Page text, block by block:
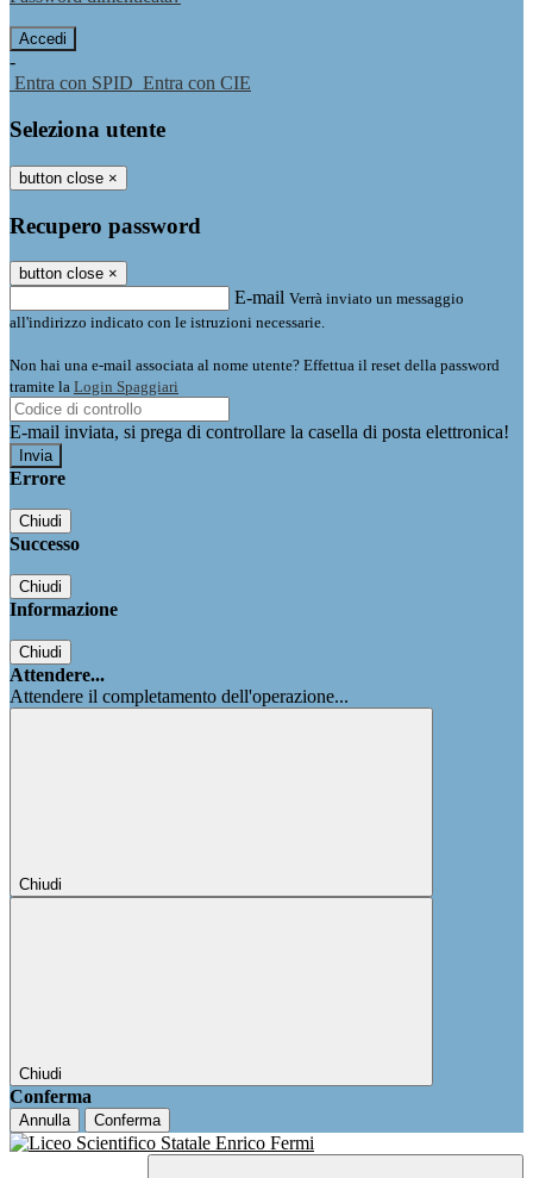
-
Entra con SPID Entra con CIE
Seleziona utente
button close ×
Recupero password
button close ×
E-mail Verrà inviato un messaggio
all'indirizzo indicato con le istruzioni necessarie.
Non hai una e-mail associata al nome utente? Effettua il reset della password
tramite la Login Spaggiari
E-mail inviata, si prega di controllare la casella di posta elettronica!
Errore
Chiudi
Successo
Chiudi
Informazione
Chiudi
Attendere...
Attendere il completamento dell'operazione...
Chiudi
Chiudi
Conferma
Annulla Conferma